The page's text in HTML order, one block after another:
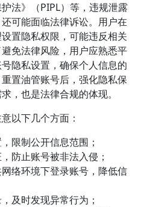
法》（PIPL）等，违规泄露
可能面临法律诉讼。用户在
置隐私权限，可能违反相关
免法律风险，用户应熟悉平
隐私设置，确保个人信息的
置油管账号后，强化隐私保
，也是法律合规的体现。
以下几个方面：
限制公开信息范围；
防止账号被非法入侵；
络环境下登录账号，降低信
及时发现异常行为；